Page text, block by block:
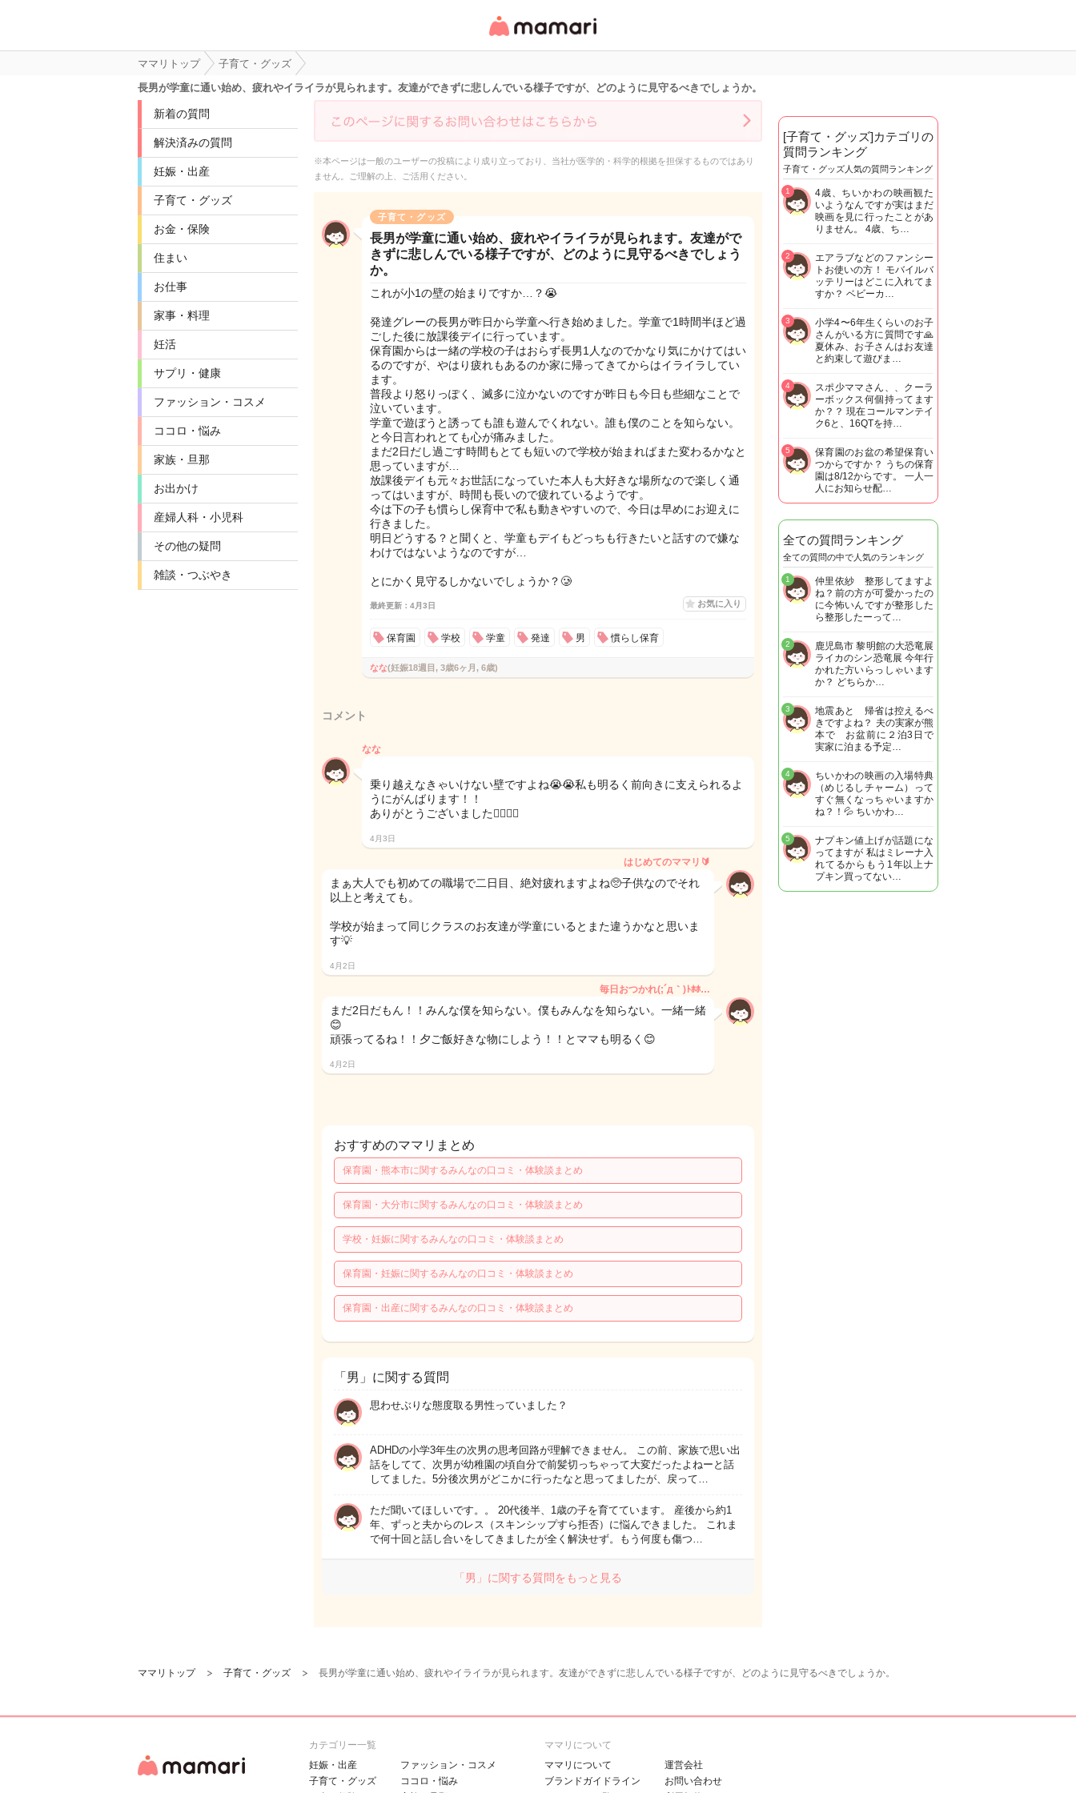
リ・情報サイト
ママリトップ
子育て・グッズ
長男が学童に通い始め、疲れやイライラが見られます。友達ができずに悲しんでいる様子ですが、どのように見守るべきでしょうか。
新着の質問
解決済みの質問
妊娠・出産
子育て・グッズ
お金・保険
住まい
お仕事
家事・料理
妊活
サプリ・健康
ファッション・コスメ
ココロ・悩み
家族・旦那
お出かけ
産婦人科・小児科
その他の疑問
雑談・つぶやき
※本ページは一般のユーザーの投稿により成り立っており、当社が医学的・科学的根拠を担保するものではあり
ません。ご理解の上、ご活用ください。
子育て・グッズ
長男が学童に通い始め、疲れやイライラが見られます。友達がで
きずに悲しんでいる様子ですが、どのように見守るべきでしょう
か。
これが小1の壁の始まりですか…？😭
発達グレーの長男が昨日から学童へ行き始めました。学童で1時間半ほど過
ごした後に放課後デイに行っています。
保育園からは一緒の学校の子はおらず長男1人なのでかなり気にかけてはい
るのですが、やはり疲れもあるのか家に帰ってきてからはイライラしてい
ます。
普段より怒りっぽく、滅多に泣かないのですが昨日も今日も些細なことで
泣いています。
学童で遊ぼうと誘っても誰も遊んでくれない。誰も僕のことを知らない。
と今日言われとても心が痛みました。
まだ2日だし過ごす時間もとても短いので学校が始まればまた変わるかなと
思っていますが…
放課後デイも元々お世話になっていた本人も大好きな場所なので楽しく通
ってはいますが、時間も長いので疲れているようです。
今は下の子も慣らし保育中で私も動きやすいので、今日は早めにお迎えに
行きました。
明日どうする？と聞くと、学童もデイもどっちも行きたいと話すので嫌な
わけではないようなのですが…
とにかく見守るしかないでしょうか？🥲
最終更新：4月3日 お気に入り
保育園 学校 学童 発達 男 慣らし保育
なな(妊娠18週目, 3歳6ヶ月, 6歳)
コメント
なな
乗り越えなきゃいけない壁ですよね😭😭私も明るく前向きに支えられるよ
うにがんばります！！
ありがとうございました🙇🏻‍♀️✨
4月3日
はじめてのママリ🔰
まぁ大人でも初めての職場で二日目、絶対疲れますよね🥺子供なのでそれ
以上と考えても。
学校が始まって同じクラスのお友達が学童にいるとまた違うかなと思いま
す💡
4月2日
毎日おつかれ(;´д｀)ﾄﾎﾎ…
まだ2日だもん！！みんな僕を知らない。僕もみんなを知らない。一緒一緒
😊
頑張ってるね！！夕ご飯好きな物にしよう！！とママも明るく😊
4月2日
おすすめのママリまとめ
保育園・熊本市に関するみんなの口コミ・体験談まとめ
保育園・大分市に関するみんなの口コミ・体験談まとめ
学校・妊娠に関するみんなの口コミ・体験談まとめ
保育園・妊娠に関するみんなの口コミ・体験談まとめ
保育園・出産に関するみんなの口コミ・体験談まとめ
「男」に関する質問
思わせぶりな態度取る男性っていました？
ADHDの小学3年生の次男の思考回路が理解できません。 この前、家族で思い出
話をしてて、次男が幼稚園の頃自分で前髪切っちゃって大変だったよねーと話
してました。5分後次男がどこかに行ったなと思ってましたが、戻って…
ただ聞いてほしいです。。 20代後半、1歳の子を育てています。 産後から約1
年、ずっと夫からのレス（スキンシップすら拒否）に悩んできました。 これま
で何十回と話し合いをしてきましたが全く解決せず。もう何度も傷つ…
「男」に関する質問をもっと見る
[子育て・グッズ]カテゴリの
質問ランキング
子育て・グッズ人気の質問ランキング
4歳、ちいかわの映画観た
いようなんですが実はまだ
映画を見に行ったことがあ
りません。 4歳、ち…
1
エアラブなどのファンシー
トお使いの方！ モバイルバ
ッテリーはどこに入れてま
すか？ ベビーカ…
2
小学4〜6年生くらいのお子
さんがいる方に質問です🙏
夏休み、お子さんはお友達
と約束して遊びま…
3
スポ少ママさん、、クーラ
ーボックス何個持ってます
か？？ 現在コールマンテイ
ク6と、16QTを持…
4
保育園のお盆の希望保育い
つからですか？ うちの保育
園は8/12からです。 一人一
人にお知らせ配…
5
全ての質問ランキング
全ての質問の中で人気のランキング
仲里依紗 整形してますよ
ね？前の方が可愛かったの
に今怖いんですが整形した
ら整形したーって…
1
鹿児島市 黎明館の大恐竜展
ライカのシン恐竜展 今年行
かれた方いらっしゃいます
か？ どちらか…
2
地震あと 帰省は控えるべ
きですよね？ 夫の実家が熊
本で お盆前に２泊3日で
実家に泊まる予定…
3
ちいかわの映画の入場特典
（めじるしチャーム）って
すぐ無くなっちゃいますか
ね？！💦 ちいかわ…
4
ナプキン値上げが話題にな
ってますが 私はミレーナ入
れてるからもう1年以上ナ
プキン買ってない…
5
ママリトップ 子育て・グッズ 長男が学童に通い始め、疲れやイライラが見られます。友達ができずに悲しんでいる様子ですが、どのように見守るべきでしょうか。
カテゴリー一覧
妊娠・出産
子育て・グッズ
ファッション・コスメ
ココロ・悩み
ママリについて
ママリについて
ブランドガイドライン
運営会社
お問い合わせ